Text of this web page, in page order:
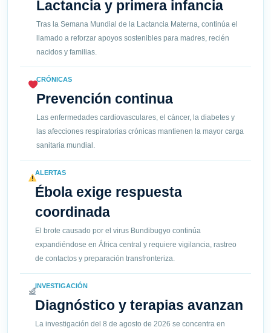
Lactancia y primera infancia
Tras la Semana Mundial de la Lactancia Materna, continúa el
llamado a reforzar apoyos sostenibles para madres, recién
nacidos y familias.
CRÓNICAS
Prevención continua
Las enfermedades cardiovasculares, el cáncer, la diabetes y
las afecciones respiratorias crónicas mantienen la mayor carga
sanitaria mundial.
ALERTAS
Ébola exige respuesta
coordinada
El brote causado por el virus Bundibugyo continúa
expandiéndose en África central y requiere vigilancia, rastreo
de contactos y preparación transfronteriza.
INVESTIGACIÓN
Diagnóstico y terapias avanzan
La investigación del 8 de agosto de 2026 se concentra en